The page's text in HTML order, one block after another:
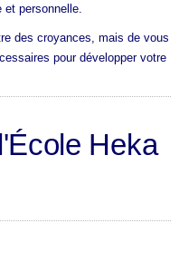
personnelle.
des croyances, mais de vous
pour développer votre
Heka